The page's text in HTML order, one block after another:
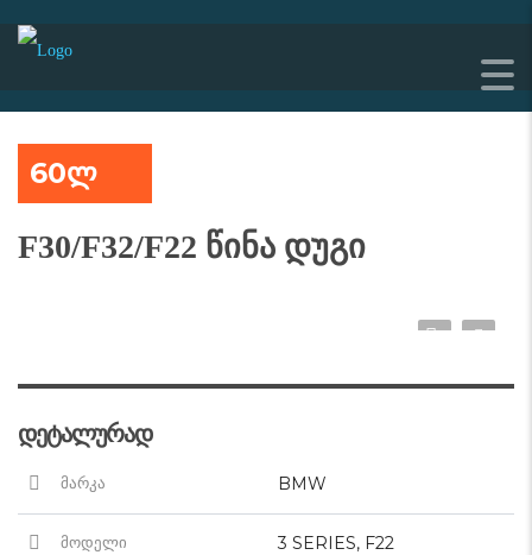
60ლ
F30/F32/F22 წინა დუგი
დეტალურად
მარკა BMW
მოდელი 3 SERIES, F22